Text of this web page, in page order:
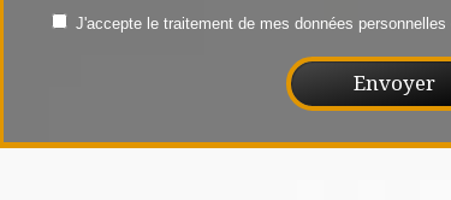
J'accepte le traitement de mes données personnelles